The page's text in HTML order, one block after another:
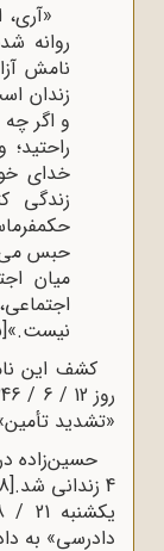
«آری،
روانه
نامش
زندان
و اگر
خدای
زندگی
حبس
میان
نیست.»
روز 12 / 6 / 1346 به دادگاه احضار
«تشدید
4 زندانی شد.
دادرسی» به